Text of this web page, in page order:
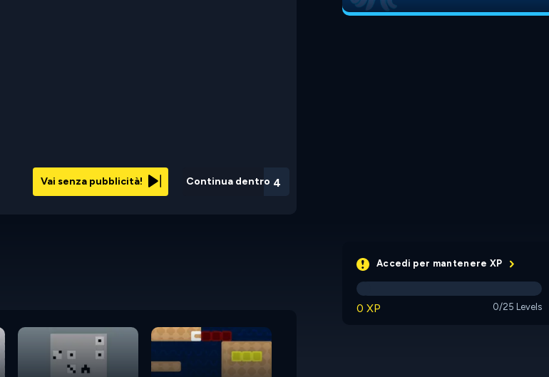
Continua dentro 3
Vai senza pubblicità!
Accedi per mantenere XP
0 XP 0/25 Levels